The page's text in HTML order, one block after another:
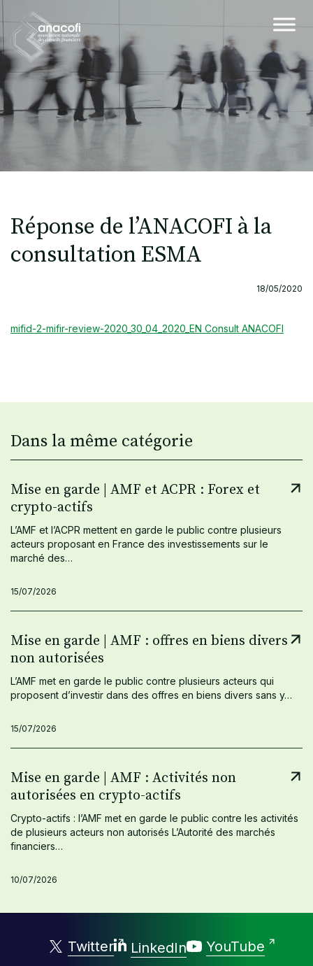
Réponse de l’ANACOFI à la
consultation ESMA
18/05/2020
mifid-2-mifir-review-2020_30_04_2020_EN Consult ANACOFI
Dans la même catégorie
Mise en garde | AMF et ACPR : Forex et
crypto-actifs
L’AMF et l’ACPR mettent en garde le public contre plusieurs
acteurs proposant en France des investissements sur le
marché des…
15/07/2026
Mise en garde | AMF : offres en biens divers
non autorisées
L’AMF met en garde le public contre plusieurs acteurs qui
proposent d’investir dans des offres en biens divers sans y…
15/07/2026
Mise en garde | AMF : Activités non
autorisées en crypto-actifs
Crypto-actifs : l’AMF met en garde le public contre les activités
de plusieurs acteurs non autorisés L’Autorité des marchés
financiers…
10/07/2026
Twitter LinkedIn YouTube